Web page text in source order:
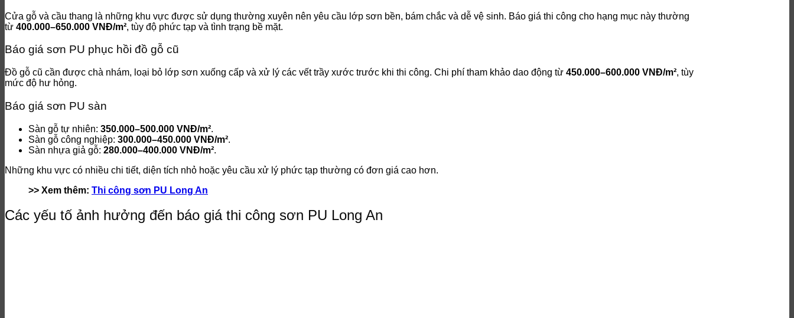
Cửa gỗ và cầu thang là những khu vực được sử dụng thường xuyên nên yêu cầu lớp sơn bền, bám chắc và dễ vệ sinh. Báo giá thi công cho hạng mục này thường
từ 400.000–650.000 VNĐ/m², tùy độ phức tạp và tình trạng bề mặt.
Báo giá sơn PU phục hồi đồ gỗ cũ
Đồ gỗ cũ cần được chà nhám, loại bỏ lớp sơn xuống cấp và xử lý các vết trầy xước trước khi thi công. Chi phí tham khảo dao động từ 450.000–600.000 VNĐ/m², tùy
mức độ hư hỏng.
Báo giá sơn PU sàn
Sàn gỗ tự nhiên: 350.000–500.000 VNĐ/m².
Sàn gỗ công nghiệp: 300.000–450.000 VNĐ/m².
Sàn nhựa giả gỗ: 280.000–400.000 VNĐ/m².
Những khu vực có nhiều chi tiết, diện tích nhỏ hoặc yêu cầu xử lý phức tạp thường có đơn giá cao hơn.
>> Xem thêm: Thi công sơn PU Long An
Các yếu tố ảnh hưởng đến báo giá thi công sơn PU Long An